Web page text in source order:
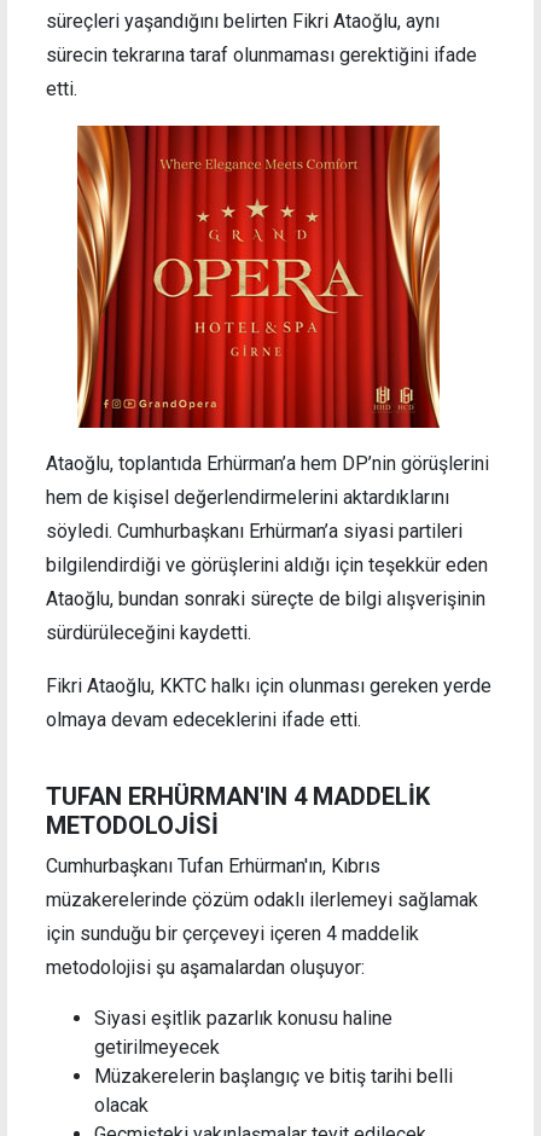
süreçleri yaşandığını belirten Fikri Ataoğlu, aynı
sürecin tekrarına taraf olunmaması gerektiğini ifade
etti.
Ataoğlu, toplantıda Erhürman’a hem DP’nin görüşlerini
hem de kişisel değerlendirmelerini aktardıklarını
söyledi. Cumhurbaşkanı Erhürman’a siyasi partileri
bilgilendirdiği ve görüşlerini aldığı için teşekkür eden
Ataoğlu, bundan sonraki süreçte de bilgi alışverişinin
sürdürüleceğini kaydetti.
Fikri Ataoğlu, KKTC halkı için olunması gereken yerde
olmaya devam edeceklerini ifade etti.
TUFAN ERHÜRMAN'IN 4 MADDELİK
METODOLOJİSİ
Cumhurbaşkanı Tufan Erhürman'ın, Kıbrıs
müzakerelerinde çözüm odaklı ilerlemeyi sağlamak
için sunduğu bir çerçeveyi içeren 4 maddelik
metodolojisi şu aşamalardan oluşuyor:
Siyasi eşitlik pazarlık konusu haline
getirilmeyecek
Müzakerelerin başlangıç ve bitiş tarihi belli
olacak